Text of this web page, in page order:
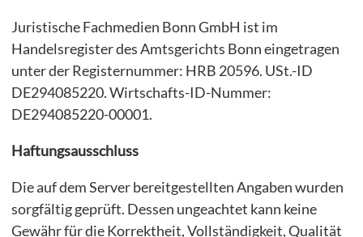
Juristische Fachmedien Bonn GmbH ist im
Handelsregister des Amtsgerichts Bonn eingetragen
unter der Registernummer: HRB 20596. USt.-ID
DE294085220. Wirtschafts-ID-Nummer:
DE294085220-00001.
Haftungsausschluss
Die auf dem Server bereitgestellten Angaben wurden
sorgfältig geprüft. Dessen ungeachtet kann keine
Gewähr für die Korrektheit, Vollständigkeit, Qualität